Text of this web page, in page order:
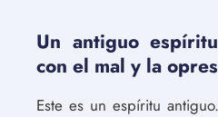
Un antiguo
con el mal y la
Este es un espíritu